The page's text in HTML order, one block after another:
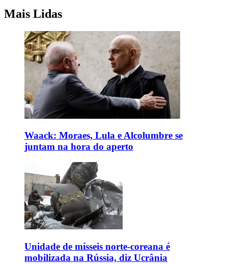
Mais Lidas
Waack: Moraes, Lula e Alcolumbre se
juntam na hora do aperto
Unidade de mísseis norte-coreana é
mobilizada na Rússia, diz Ucrânia